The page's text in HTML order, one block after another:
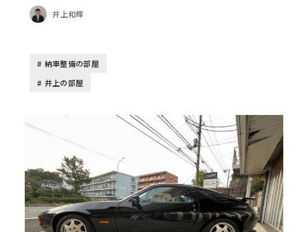
井上和輝
納車整備の部屋
井上の部屋